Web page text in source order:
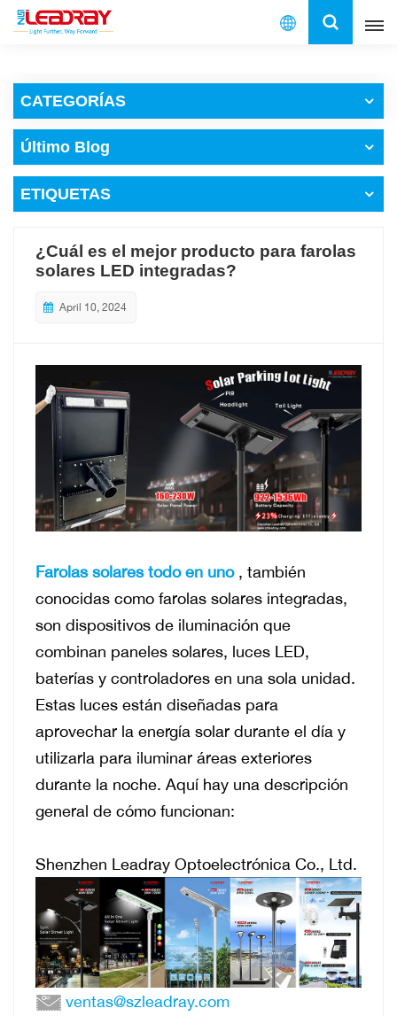
Español
中文
CATEGORÍAS
Último Blog
ETIQUETAS
¿Cuál es el mejor producto para farolas
solares LED integradas?
April 10, 2024
Farolas solares todo en uno , también
conocidas como farolas solares integradas,
son dispositivos de iluminación que
combinan paneles solares, luces LED,
baterías y controladores en una sola unidad.
Estas luces están diseñadas para
aprovechar la energía solar durante el día y
utilizarla para iluminar áreas exteriores
durante la noche. Aquí hay una descripción
general de cómo funcionan:
Shenzhen Leadray Optoelectrónica Co., Ltd.
ventas@szleadray.com